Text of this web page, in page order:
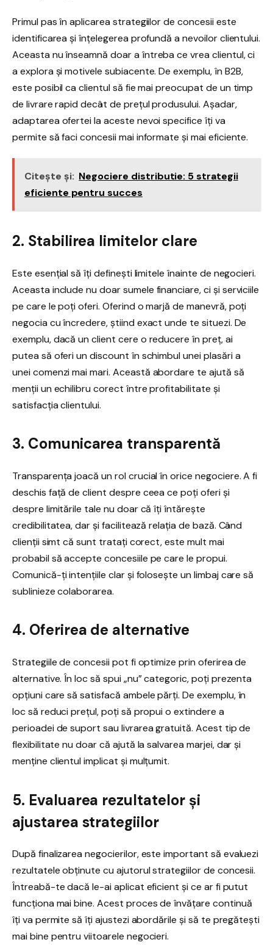
Primul pas în aplicarea strategiilor de concesii este
identificarea și înțelegerea profundă a nevoilor clientului.
Aceasta nu înseamnă doar a întreba ce vrea clientul, ci
a explora și motivele subiacente. De exemplu, în B2B,
este posibil ca clientul să fie mai preocupat de un timp
de livrare rapid decât de prețul produsului. Așadar,
adaptarea ofertei la aceste nevoi specifice îți va
permite să faci concesii mai informate și mai eficiente.
Citește și: Negociere distributie: 5 strategii
eficiente pentru succes
2. Stabilirea limitelor clare
Este esențial să îți definești limitele înainte de negocieri.
Aceasta include nu doar sumele financiare, ci și serviciile
pe care le poți oferi. Oferind o marjă de manevră, poți
negocia cu încredere, știind exact unde te situezi. De
exemplu, dacă un client cere o reducere în preț, ai
putea să oferi un discount în schimbul unei plasări a
unei comenzi mai mari. Această abordare te ajută să
menții un echilibru corect între profitabilitate și
satisfacția clientului.
3. Comunicarea transparentă
Transparența joacă un rol crucial în orice negociere. A fi
deschis față de client despre ceea ce poți oferi și
despre limitările tale nu doar că îți întărește
credibilitatea, dar și facilitează relația de bază. Când
clienții simt că sunt tratați corect, este mult mai
probabil să accepte concesiile pe care le propui.
Comunică-ți intențiile clar și folosește un limbaj care să
sublinieze colaborarea.
4. Oferirea de alternative
Strategiile de concesii pot fi optimize prin oferirea de
alternative. În loc să spui „nu” categoric, poți prezenta
opțiuni care să satisfacă ambele părți. De exemplu, în
loc să reduci prețul, poți să propui o extindere a
perioadei de suport sau livrarea gratuită. Acest tip de
flexibilitate nu doar că ajută la salvarea marjei, dar și
menține clientul implicat și mulțumit.
5. Evaluarea rezultatelor și
ajustarea strategiilor
După finalizarea negocierilor, este important să evaluezi
rezultatele obținute cu ajutorul strategiilor de concesii.
Întreabă-te dacă le-ai aplicat eficient și ce ar fi putut
funcționa mai bine. Acest proces de învățare continuă
îți va permite să îți ajustezi abordările și să te pregătești
mai bine pentru viitoarele negocieri.